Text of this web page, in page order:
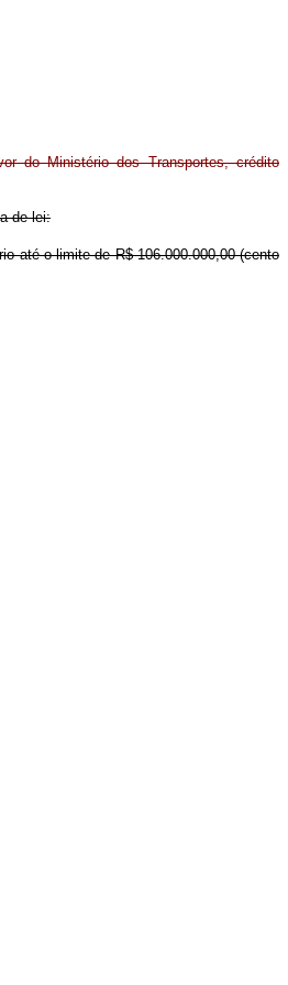
do Ministério dos Transportes, crédito
de lei:
até o limite de R$ 106.000.000,00 (cento